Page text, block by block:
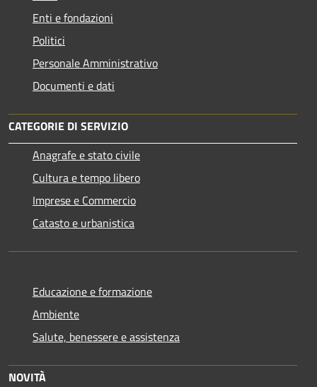
Enti e fondazioni
Politici
Personale Amministrativo
Documenti e dati
CATEGORIE DI SERVIZIO
Anagrafe e stato civile
Cultura e tempo libero
Imprese e Commercio
Catasto e urbanistica
Educazione e formazione
Ambiente
Salute, benessere e assistenza
NOVITÀ